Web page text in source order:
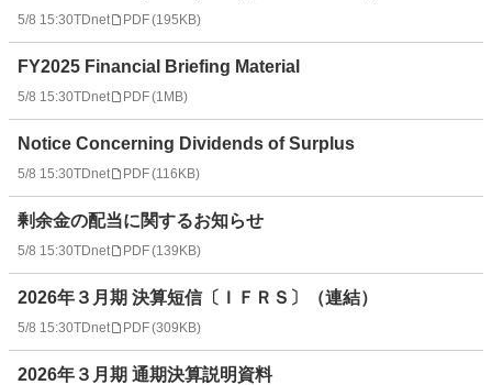
5/8 15:30TDnet PDF(195KB)
FY2025 Financial Briefing Material
5/8 15:30TDnet PDF(1MB)
Notice Concerning Dividends of Surplus
5/8 15:30TDnet PDF(116KB)
剰余金の配当に関するお知らせ
5/8 15:30TDnet PDF(139KB)
2026年３月期 決算短信〔ＩＦＲＳ〕（連結）
5/8 15:30TDnet PDF(309KB)
2026年３月期 通期決算説明資料